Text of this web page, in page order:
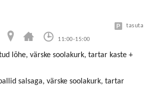
11:00-15:00
tasuta
lõhe, värske soolakurk, tartar kaste +
salsaga, värske soolakurk, tartar